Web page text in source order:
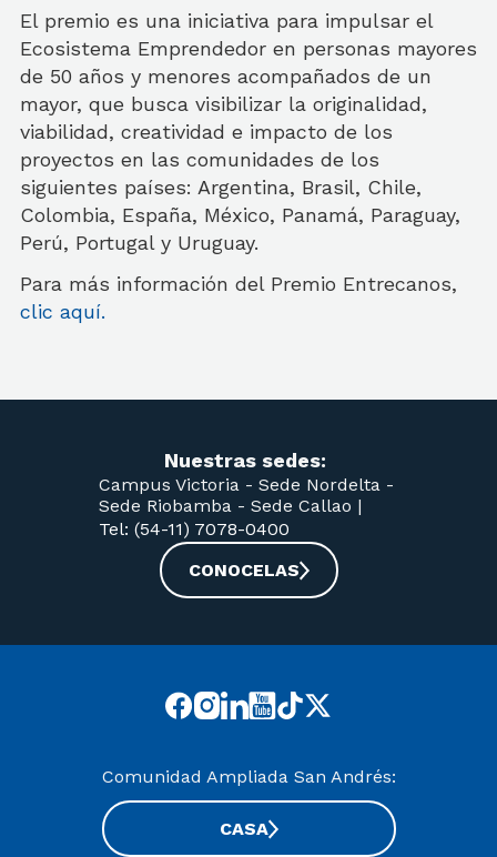
El premio es una iniciativa para impulsar el
Ecosistema Emprendedor en personas mayores
de 50 años y menores acompañados de un
mayor, que busca visibilizar la originalidad,
viabilidad, creatividad e impacto de los
proyectos en las comunidades de los
siguientes países: Argentina, Brasil, Chile,
Colombia, España, México, Panamá, Paraguay,
Perú, Portugal y Uruguay.
Para más información del Premio Entrecanos,
clic aquí.
Nuestras sedes:
Campus Victoria - Sede Nordelta -
Sede Riobamba - Sede Callao |
Tel: (54-11) 7078-0400
CONOCELAS
Comunidad Ampliada San Andrés:
CASA